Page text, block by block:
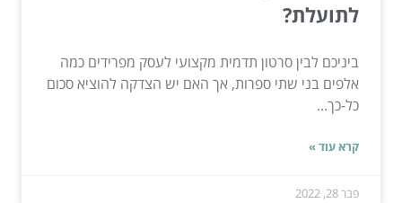
לתועלת?
ביניכם לבין סרטון תדמית מקצועי לעסק מפרידים כמה
אלפים בני שתי ספרות, אך האם יש הצדקה להוציא סכום
כל-כך...
קרא עוד »
פבר 28, 2022